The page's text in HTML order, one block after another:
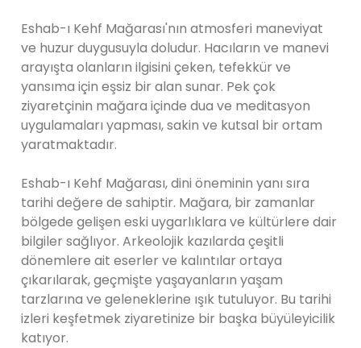
Eshab-ı Kehf Mağarası'nın atmosferi maneviyat
ve huzur duygusuyla doludur. Hacıların ve manevi
arayışta olanların ilgisini çeken, tefekkür ve
yansıma için eşsiz bir alan sunar. Pek çok
ziyaretçinin mağara içinde dua ve meditasyon
uygulamaları yapması, sakin ve kutsal bir ortam
yaratmaktadır.
Eshab-ı Kehf Mağarası, dini öneminin yanı sıra
tarihi değere de sahiptir. Mağara, bir zamanlar
bölgede gelişen eski uygarlıklara ve kültürlere dair
bilgiler sağlıyor. Arkeolojik kazılarda çeşitli
dönemlere ait eserler ve kalıntılar ortaya
çıkarılarak, geçmişte yaşayanların yaşam
tarzlarına ve geleneklerine ışık tutuluyor. Bu tarihi
izleri keşfetmek ziyaretinize bir başka büyüleyicilik
katıyor.